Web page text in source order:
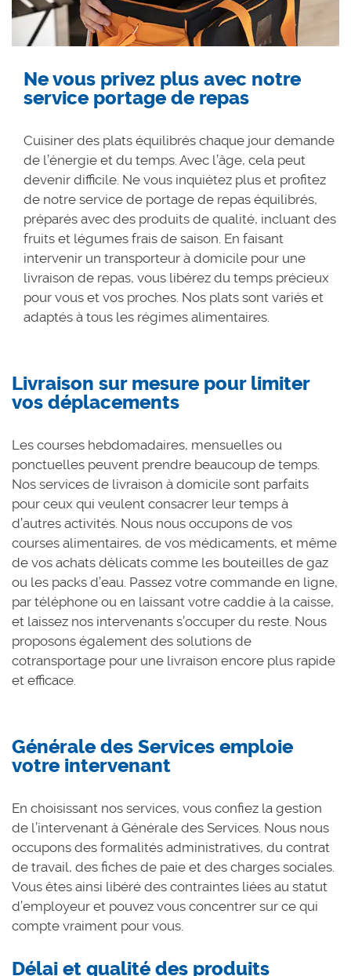
Ne vous privez plus avec notre
service portage de repas
Cuisiner des plats équilibrés chaque jour demande
de l’énergie et du temps. Avec l’âge, cela peut
devenir difficile. Ne vous inquiétez plus et profitez
de notre service de portage de repas équilibrés,
préparés avec des produits de qualité, incluant des
fruits et légumes frais de saison. En faisant
intervenir un transporteur à domicile pour une
livraison de repas, vous libérez du temps précieux
pour vous et vos proches. Nos plats sont variés et
adaptés à tous les régimes alimentaires.
Livraison sur mesure pour limiter
vos déplacements
Les courses hebdomadaires, mensuelles ou
ponctuelles peuvent prendre beaucoup de temps.
Nos services de livraison à domicile sont parfaits
pour ceux qui veulent consacrer leur temps à
d’autres activités. Nous nous occupons de vos
courses alimentaires, de vos médicaments, et même
de vos achats délicats comme les bouteilles de gaz
ou les packs d’eau. Passez votre commande en ligne,
par téléphone ou en laissant votre caddie à la caisse,
et laissez nos intervenants s’occuper du reste. Nous
proposons également des solutions de
cotransportage pour une livraison encore plus rapide
et efficace.
Générale des Services emploie
votre intervenant
En choisissant nos services, vous confiez la gestion
de l’intervenant à Générale des Services. Nous nous
occupons des formalités administratives, du contrat
de travail, des fiches de paie et des charges sociales.
Vous êtes ainsi libéré des contraintes liées au statut
d’employeur et pouvez vous concentrer sur ce qui
compte vraiment pour vous.
Délai et qualité des produits